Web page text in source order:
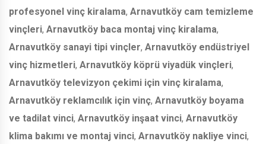
profesyonel vinç kiralama, Arnavutköy cam temizleme
vinçleri, Arnavutköy baca montaj vinç kiralama,
Arnavutköy sanayi tipi vinçler, Arnavutköy endüstriyel
vinç hizmetleri, Arnavutköy köprü viyadük vinçleri,
Arnavutköy televizyon çekimi için vinç kiralama,
Arnavutköy reklamcılık için vinç, Arnavutköy boyama
ve tadilat vinci, Arnavutköy inşaat vinci, Arnavutköy
klima bakımı ve montaj vinci, Arnavutköy nakliye vinci,